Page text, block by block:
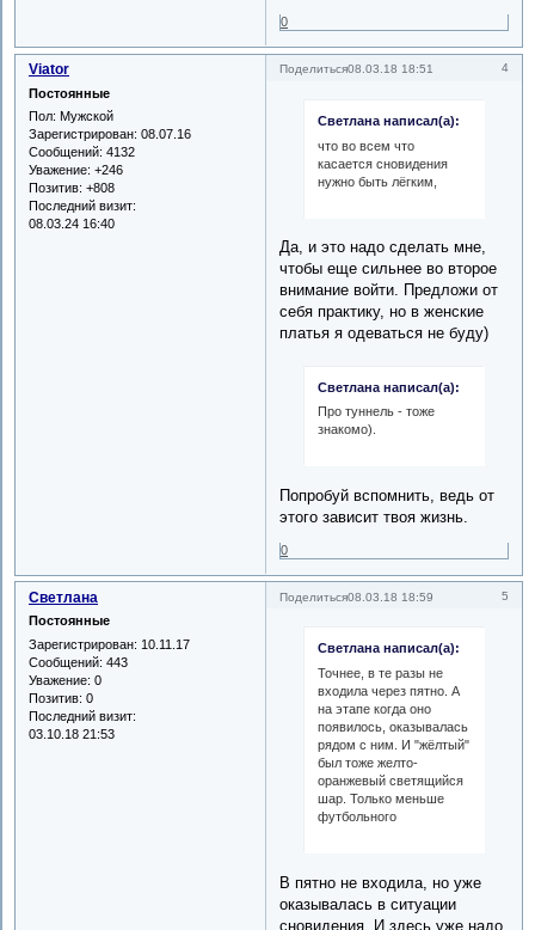
0
Поделиться 4
08.03.18 18:51
Viator
Постоянные
Пол: Мужской
Зарегистрирован: 08.07.16
Сообщений: 4132
Уважение: +246
Позитив: +808
Последний визит:
08.03.24 16:40
Светлана написал(а):
что во всем что
касается сновидения
нужно быть лёгким,
Да, и это надо сделать мне,
чтобы еще сильнее во второе
внимание войти. Предложи от
себя практику, но в женские
платья я одеваться не буду)
Светлана написал(а):
Про туннель - тоже
знакомо).
Попробуй вспомнить, ведь от
этого зависит твоя жизнь.
0
Поделиться 5
08.03.18 18:59
Светлана
Постоянные
Зарегистрирован: 10.11.17
Сообщений: 443
Уважение: 0
Позитив: 0
Последний визит:
03.10.18 21:53
Светлана написал(а):
Точнее, в те разы не
входила через пятно. А
на этапе когда оно
появилось, оказывалась
рядом с ним. И "жёлтый"
был тоже желто-
оранжевый светящийся
шар. Только меньше
футбольного
В пятно не входила, но уже
оказывалась в ситуации
сновидения. И здесь уже надо